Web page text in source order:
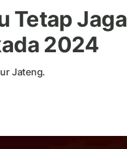
Tetap Jaga
2024
Jateng.